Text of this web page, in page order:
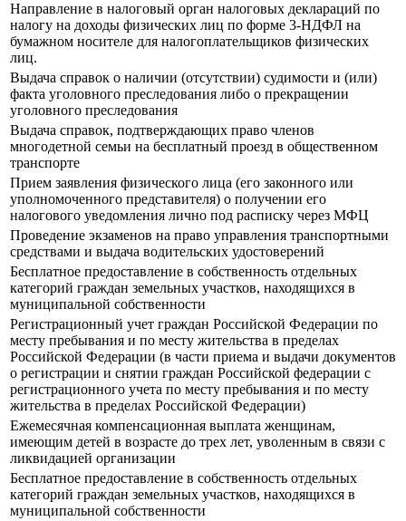
Направление в налоговый орган налоговых деклараций по
налогу на доходы физических лиц по форме 3-НДФЛ на
бумажном носителе для налогоплательщиков физических
лиц.
Выдача справок о наличии (отсутствии) судимости и (или)
факта уголовного преследования либо о прекращении
уголовного преследования
Выдача справок, подтверждающих право членов
многодетной семьи на бесплатный проезд в общественном
транспорте
Прием заявления физического лица (его законного или
уполномоченного представителя) о получении его
налогового уведомления лично под расписку через МФЦ
Проведение экзаменов на право управления транспортными
средствами и выдача водительских удостоверений
Бесплатное предоставление в собственность отдельных
категорий граждан земельных участков, находящихся в
муниципальной собственности
Регистрационный учет граждан Российской Федерации по
месту пребывания и по месту жительства в пределах
Российской Федерации (в части приема и выдачи документов
о регистрации и снятии граждан Российской федерации с
регистрационного учета по месту пребывания и по месту
жительства в пределах Российской Федерации)
Ежемесячная компенсационная выплата женщинам,
имеющим детей в возрасте до трех лет, уволенным в связи с
ликвидацией организации
Бесплатное предоставление в собственность отдельных
категорий граждан земельных участков, находящихся в
муниципальной собственности